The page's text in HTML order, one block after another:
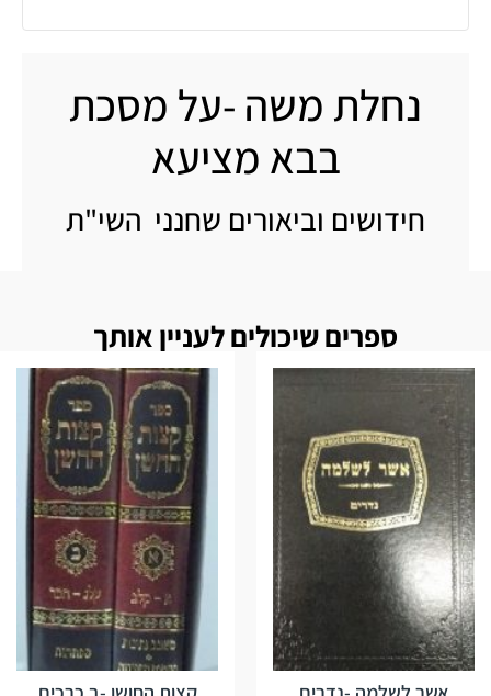
נחלת משה -על מסכת
בבא מציעא
חידושים וביאורים שחנני השי"ת
ספרים שיכולים לעניין אותך